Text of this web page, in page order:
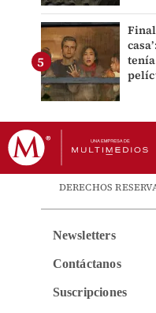
DERECHOS
Newsletters
Contáctanos
Suscripciones